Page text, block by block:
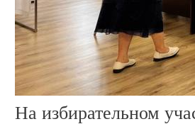
На избирательном